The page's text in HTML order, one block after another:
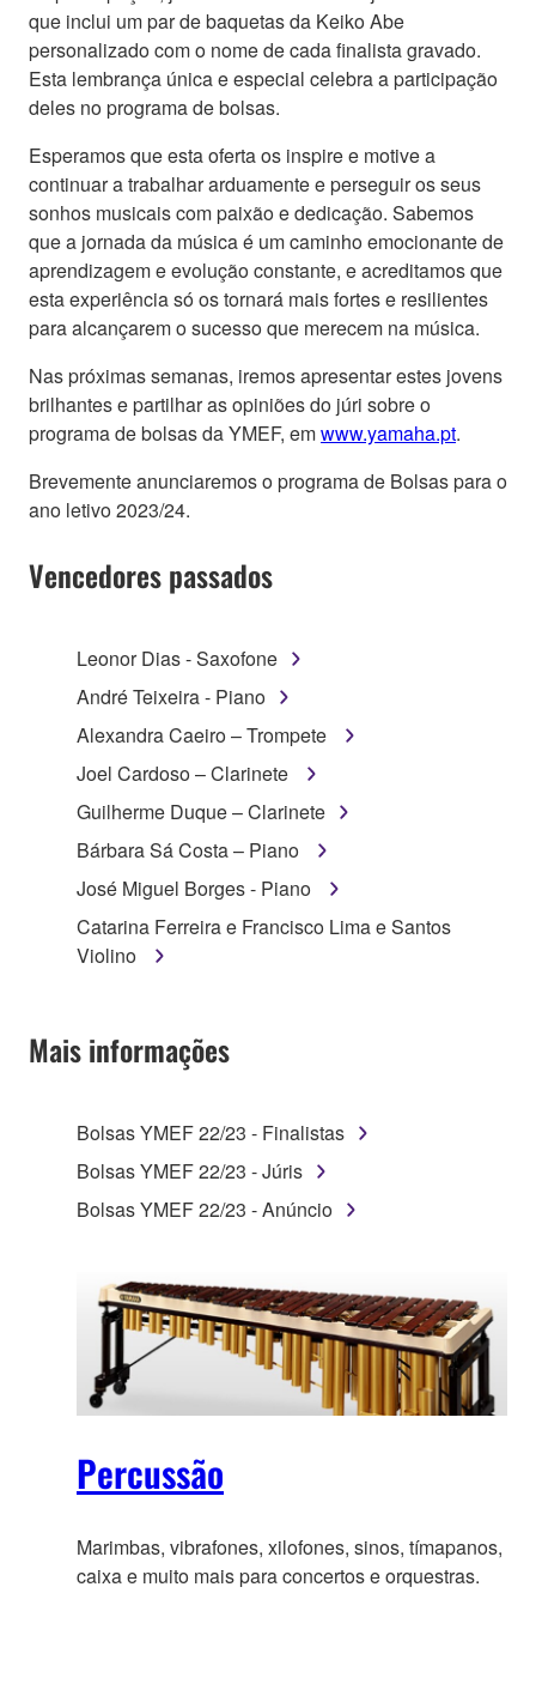
que inclui um par de baquetas da Keiko Abe
personalizado com o nome de cada finalista gravado.
Esta lembrança única e especial celebra a participação
deles no programa de bolsas.
Esperamos que esta oferta os inspire e motive a
continuar a trabalhar arduamente e perseguir os seus
sonhos musicais com paixão e dedicação. Sabemos
que a jornada da música é um caminho emocionante de
aprendizagem e evolução constante, e acreditamos que
esta experiência só os tornará mais fortes e resilientes
para alcançarem o sucesso que merecem na música.
Nas próximas semanas, iremos apresentar estes jovens
brilhantes e partilhar as opiniões do júri sobre o
programa de bolsas da YMEF, emwww.yamaha.pt.
Brevemente anunciaremos o programa de Bolsas para o
ano letivo 2023/24.
Vencedores passados
Leonor Dias - Saxofone
André Teixeira - Piano
Alexandra Caeiro – Trompete
Joel Cardoso – Clarinete
Guilherme Duque – Clarinete
Bárbara Sá Costa – Piano
José Miguel Borges - Piano
Catarina Ferreira e Francisco Lima e Santos
Violino
Mais informações
Bolsas YMEF 22/23 - Finalistas
Bolsas YMEF 22/23 - Júris
Bolsas YMEF 22/23 - Anúncio
Percussão
Marimbas, vibrafones, xilofones, sinos, tímapanos,
caixa e muito mais para concertos e orquestras.